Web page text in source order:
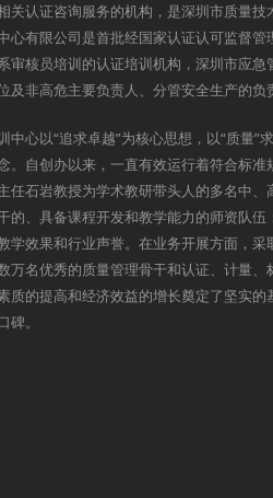
关认证咨询服务的机构，是深圳市质量
心有限公司是首批经国家认证认可监督
审核员培训的认证培训机构，深圳市应
及非高危主要负责人、分管安全生产的负
中心以“追求卓越”为核心思想，以“质量”
。自创办以来，一直有效运行着符合标
任石岩教授为学术教研带头人的多名中、
的、具备课程开发和教学能力的师资队
学效果和行业声誉。在业务开展方面，
万名优秀的质量管理骨干和认证、计量
质的提高和经济效益的增长奠定了坚实
碑。